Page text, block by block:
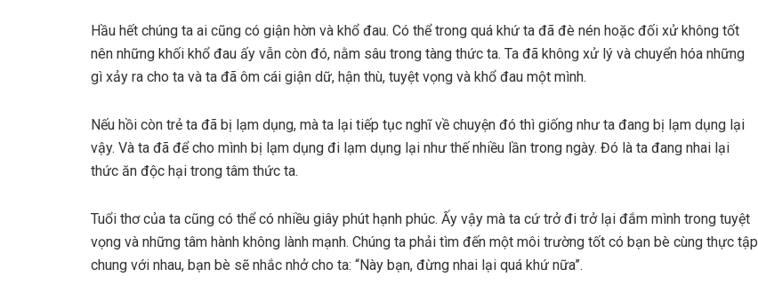
Hầu hết chúng ta ai cũng có giận hờn và khổ đau. Có thể trong quá khứ ta đã đè nén hoặc đối xử không tốt
nên những khối khổ đau ấy vẫn còn đó, nằm sâu trong tàng thức ta. Ta đã không xử lý và chuyển hóa những
gì xảy ra cho ta và ta đã ôm cái giận dữ, hận thù, tuyệt vọng và khổ đau một mình.
Nếu hồi còn trẻ ta đã bị lạm dụng, mà ta lại tiếp tục nghĩ về chuyện đó thì giống như ta đang bị lạm dụng lại
vậy. Và ta đã để cho mình bị lạm dụng đi lạm dụng lại như thế nhiều lần trong ngày. Đó là ta đang nhai lại
thức ăn độc hại trong tâm thức ta.
Tuổi thơ của ta cũng có thể có nhiều giây phút hạnh phúc. Ấy vậy mà ta cứ trở đi trở lại đắm mình trong tuyệt
vọng và những tâm hành không lành mạnh. Chúng ta phải tìm đến một môi trường tốt có bạn bè cùng thực tập
chung với nhau, bạn bè sẽ nhắc nhở cho ta: “Này bạn, đừng nhai lại quá khứ nữa”.